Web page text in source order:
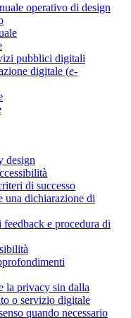
operativo di design
pubblici digitali
digitale (e-
design
di successo
una dichiarazione di
e procedura di
la privacy sin dalla
o servizio digitale
quando necessario